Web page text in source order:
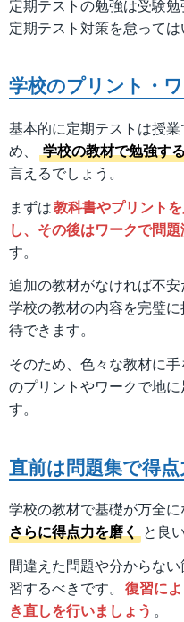
定期テストの勉強は受験勉
定期テスト対策を怠っては
学校のプリント・
基本的に定期テストは授
め、
学校の教材で勉強す
言えるでしょう。
まずは教科書やプリント
し、その後はワークで問
す。
追加の教材がなければ不安
学校の教材の内容を完璧
待できます。
そのため、色々な教材に
のプリントやワークで地
す。
直前は問題集で得
学校の教材で基礎が万全に
さらに得点力を磨く と良
間違えた問題や分からな
習するべきです。 復習に
き直しを行いましょう 。